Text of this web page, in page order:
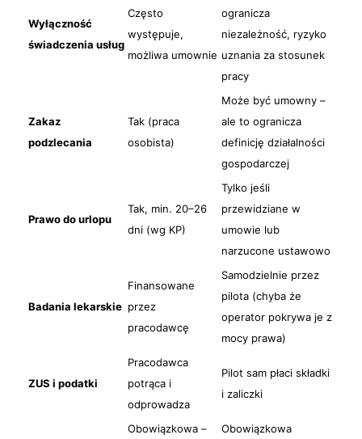
Wyłączność
świadczenia usług
Często
występuje,
możliwa umownie
ogranicza
niezależność, ryzyko
uznania za stosunek
pracy
Zakaz
podzlecania
Tak (praca
osobista)
Może być umowny –
ale to ogranicza
definicję działalności
gospodarczej
Prawo do urlopu
Tak, min. 20–26
dni (wg KP)
Tylko jeśli
przewidziane w
umowie lub
narzucone ustawowo
Badania lekarskie
Finansowane
przez
pracodawcę
Samodzielnie przez
pilota (chyba że
operator pokrywa je z
mocy prawa)
ZUS i podatki
Pracodawca
potrąca i
odprowadza
Pilot sam płaci składki
i zaliczki
Obowiązkowa –
Obowiązkowa